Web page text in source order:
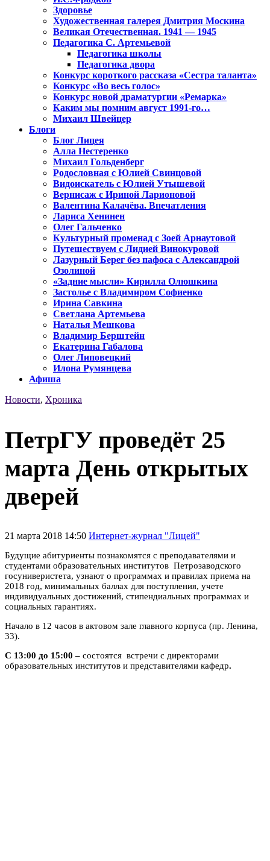
Здоровье
Художественная галерея Дмитрия Москина
Великая Отечественная. 1941 — 1945
Педагогика С. Артемьевой
Педагогика школы
Педагогика двора
Конкурс короткого рассказа «Сестра таланта»
Конкурс «Во весь голос»
Конкурс новой драматургии «Ремарка»
Каким мы помним август 1991-го…
Михаил Швейцер
Блоги
Блог Лицея
Алла Нестеренко
Михаил Гольденберг
Родословная с Юлией Свинцовой
Видоискатель с Юлией Утышевой
Вернисаж с Ириной Ларионовой
Валентина Калачёва. Впечатления
Лариса Хенинен
Олег Гальченко
Культурный променад с Зоей Арнаутовой
Путешествуем с Лидией Винокуровой
Лазурный Берег без пафоса с Александрой
Озолиной
«Задние мысли» Кирилла Олюшкина
Застолье с Владимиром Софиенко
Ирина Савкина
Светлана Артемьева
Наталья Мешкова
Владимир Берштейн
Екатерина Габалова
Олег Липовецкий
Илона Румянцева
Афиша
Новости, Хроника
ПетрГУ проведёт 25
марта День открытых
дверей
21 марта 2018 14:50 Интернет-журнал "Лицей"
Будущие абитуриенты познакомятся с преподавателями и
студентами образовательных институтов Петрозаводского
госуниверистета, узнают о программах и правилах приема на
2018 год, минимальных баллах для поступления, учете
индивидуальных достижений, стипендиальных программах и
социальных гарантиях.
Начало в 12 часов в актовом зале главного корпуса (пр. Ленина,
33).
С 13:00 до 15:00 – состоятся встречи с директорами
образовательных институтов и представителями кафедр.